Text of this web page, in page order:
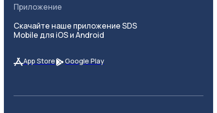
Приложение
Скачайте наше приложение SDS
Mobile для iOS и Android
App Store Google Play